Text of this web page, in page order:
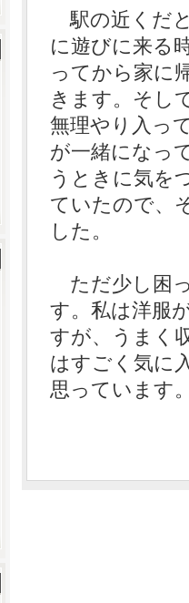
駅の近くだ
に遊びに来る
ってから家に
きます。そし
無理やり入っ
が一緒になっ
うときに気を
ていたので、
した。
ただ少し困
す。私は洋服
すが、うまく
はすごく気に
思っています